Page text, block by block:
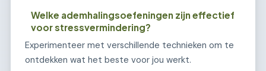
Welke ademhalingsoefeningen zijn effectief
voor stressvermindering?
Experimenteer met verschillende technieken om te
ontdekken wat het beste voor jou werkt.